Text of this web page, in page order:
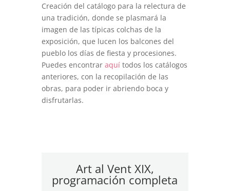
Creación del catálogo para la relectura de
una tradición, donde se plasmará la
imagen de las típicas colchas de la
exposición, que lucen los balcones del
pueblo los días de fiesta y procesiones.
Puedes encontrar aquítodos los catálogos
anteriores, con la recopilación de las
obras, para poder ir abriendo boca y
disfrutarlas.
Art al Vent XIX,
programación completa